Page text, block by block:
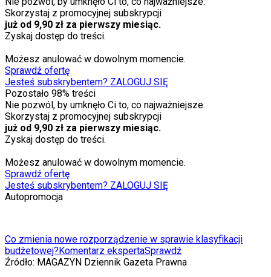
Skorzystaj z promocyjnej subskrypcji
już od 9,90 zł za pierwszy miesiąc.
Zyskaj dostęp do treści.
Możesz anulować w dowolnym momencie.
Sprawdź ofertę
Jesteś subskrybentem? ZALOGUJ SIĘ
Pozostało 98% treści
Nie pozwól, by umknęło Ci to, co najważniejsze.
Skorzystaj z promocyjnej subskrypcji
już od 9,90 zł za pierwszy miesiąc.
Zyskaj dostęp do treści.
Możesz anulować w dowolnym momencie.
Sprawdź ofertę
Jesteś subskrybentem? ZALOGUJ SIĘ
Autopromocja
Co zmienia nowe rozporządzenie w sprawie klasyfikacji
budżetowej?Komentarz ekspertaSprawdź
Źródło: MAGAZYN Dziennik Gazeta Prawna